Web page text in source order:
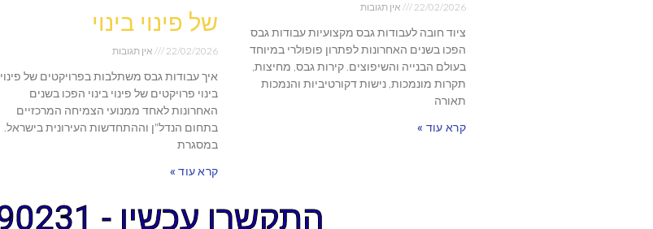
22/02/2026 אין תגובות
ציוד חובה לעבודות גבס מקצועיות עבודות גבס
הפכו בשנים האחרונות לפתרון פופולרי במיוחד
בעולם הבנייה והשיפוצים. קירות גבס, מחיצות,
תקרות מונמכות, נישות דקורטיביות והנמכות
תאורה
קרא עוד »
של פינוי בינוי
22/02/2026 אין תגובות
איך עבודות גבס משתלבות בפרויקטים של פינוי
בינוי פרויקטים של פינוי בינוי הפכו בשנים
האחרונות לאחד ממנועי הצמיחה המרכזיים
בתחום הנדל"ן וההתחדשות העירונית בישראל.
במסגרת
קרא עוד »
התקשרו עכשיו - 050-8090231